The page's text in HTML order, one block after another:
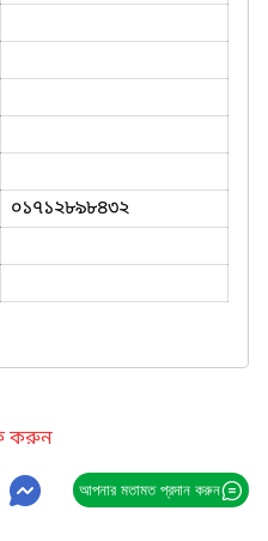
০১৭১২৮৯৮৪৩২
করুন
আপনার মতামত প্রদান করুন